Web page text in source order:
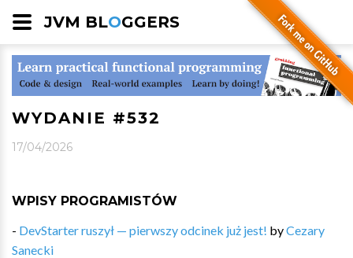
JVM BLOGGERS
WYDANIE #532
17/04/2026
WPISY PROGRAMISTÓW
- DevStarter ruszył — pierwszy odcinek już jest! byCezary
Sanecki